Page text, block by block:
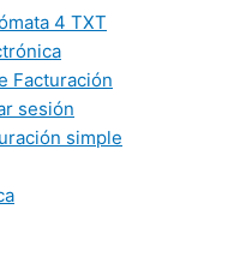
4 TXT
Facturación
sesión
simple